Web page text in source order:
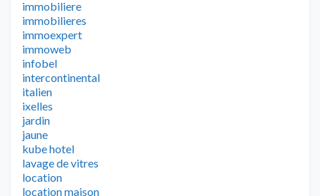
immobiliere
immobilieres
immoexpert
immoweb
infobel
intercontinental
italien
ixelles
jardin
jaune
kube hotel
lavage de vitres
location
location maison